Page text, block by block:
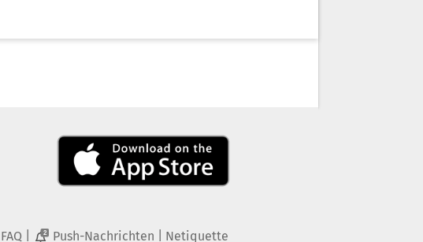
FAQ 2 Push-Nachrichten Netiquette